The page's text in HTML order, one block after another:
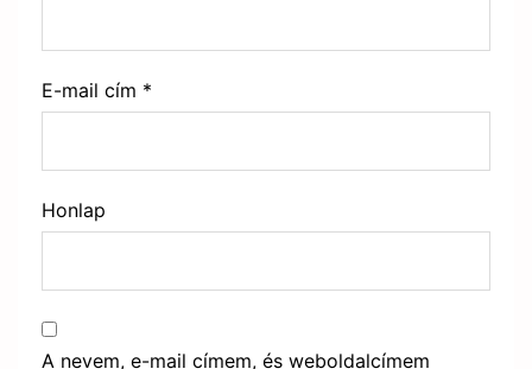
E-mail cím *
Honlap
A nevem, e-mail címem, és weboldalcímem